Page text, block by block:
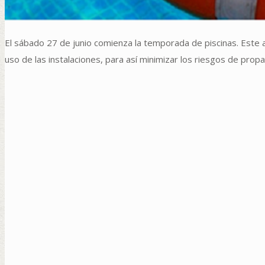
El sábado 27 de junio comienza la temporada de piscinas.
uso de las instalaciones, para así minimizar los riesgos de